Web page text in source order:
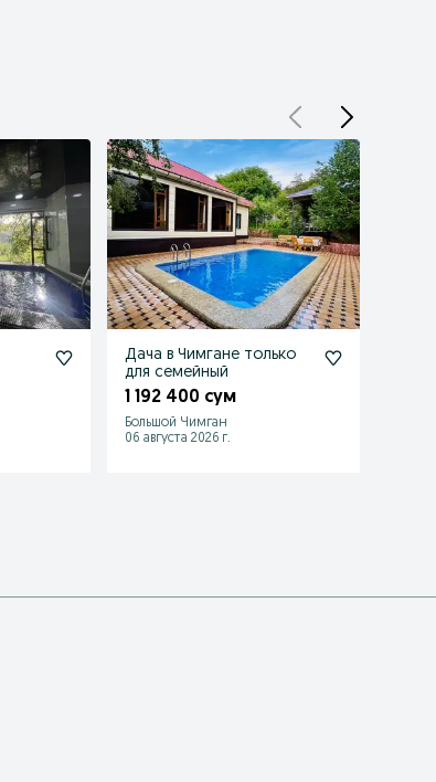
Дача в Чимгане только
для семейный
1 192 400 сум
Большой Чимган
06 августа 2026 г.